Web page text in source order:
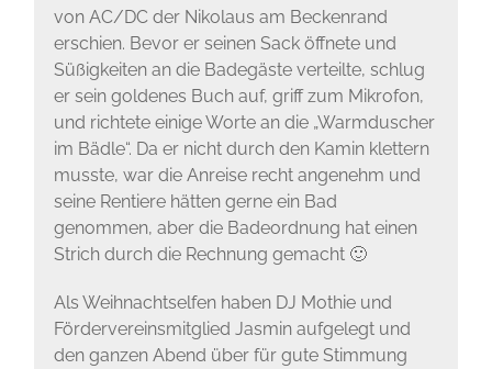
von AC/DC der Nikolaus am Beckenrand
erschien. Bevor er seinen Sack öffnete und
Süßigkeiten an die Badegäste verteilte, schlug
er sein goldenes Buch auf, griff zum Mikrofon,
und richtete einige Worte an die „Warmduscher
im Bädle“. Da er nicht durch den Kamin klettern
musste, war die Anreise recht angenehm und
seine Rentiere hätten gerne ein Bad
genommen, aber die Badeordnung hat einen
Strich durch die Rechnung gemacht 🙂
Als Weihnachtselfen haben DJ Mothie und
Fördervereinsmitglied Jasmin aufgelegt und
den ganzen Abend über für gute Stimmung